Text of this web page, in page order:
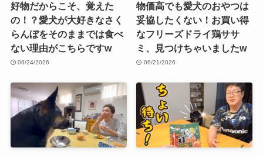
好物だからこそ、覚えた
の！？愛犬が大好きなさく
らんぼをそのままでは食べ
ない理由がこちらですw
06/24/2026
物価高でも愛犬のおやつは
妥協したくない！お買い得
なフリーズドライ鶏ササ
ミ、見つけちゃいましたw
06/21/2026